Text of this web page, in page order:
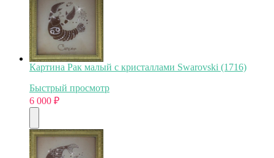
Картина Рак малый с кристаллами Swarovski (1716)
Быстрый просмотр
6 000 ₽